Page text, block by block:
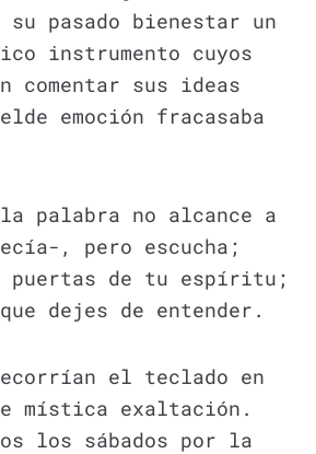
su pasado bienestar un
instrumento cuyos
comentar sus ideas
emoción fracasaba
la palabra no alcance a
, pero escucha;
puertas de tu espíritu;
dejes de entender.
el teclado en
mística exaltación.
los sábados por la